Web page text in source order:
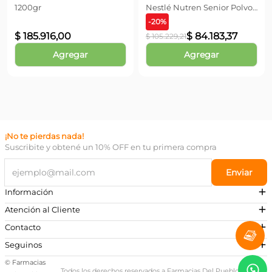
1200gr
$ 185.916,00
Agregar
Nestlé Nutren Senior Polvo
Vainilla x 740 gr
-20%
$ 105.229,21$ 84.183,37
Agregar
¡No te pierdas nada!
Suscribite y obtené un 10% OFF en tu primera compra
Enviar
Información
Atención al Cliente
Contacto
¿Necesitás ayuda?
Preguntas Frecuentes
Escribinos a nuestro Whatsapp
Seguinos
© Farmacias